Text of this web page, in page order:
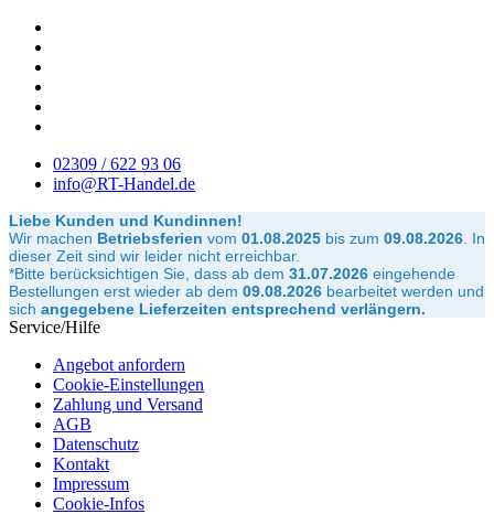
02309 / 622 93 06
info@RT-Handel.de
Liebe Kunden und Kundinnen!
Wir machen Betriebsferien vom 01.08.2025 bis zum 09.08.2026 In
dieser Zeit sind wir leider nicht erreichbar.
*Bitte berücksichtigen Sie, dass ab dem 31.07.2026 eingehende
Bestellungen erst wieder ab dem 09.08.2026 bearbeitet werden und
sich angegebene Lieferzeiten entsprechend verlängern.
Service/Hilfe
Angebot anfordern
Cookie-Einstellungen
Zahlung und Versand
AGB
Datenschutz
Kontakt
Impressum
Cookie-Infos